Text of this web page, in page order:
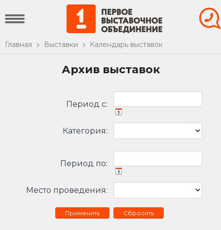
Главная Выставки Календарь выставок
Архив выставок
Период c:
Категория:
Период по:
Место проведения:
Сбросить